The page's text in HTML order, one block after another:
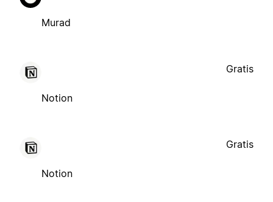
Murad
Notion
Gratis
Notion
Gratis